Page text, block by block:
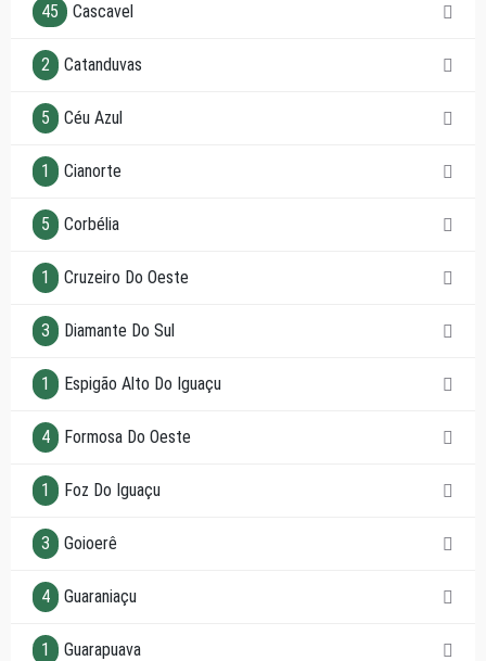
45 Cascavel
2 Catanduvas
5 Céu Azul
1 Cianorte
5 Corbélia
1 Cruzeiro Do Oeste
3 Diamante Do Sul
1 Espigão Alto Do Iguaçu
4 Formosa Do Oeste
1 Foz Do Iguaçu
3 Goioerê
4 Guaraniaçu
1 Guarapuava